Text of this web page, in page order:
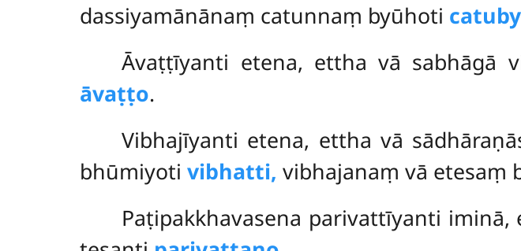
dassiyamānānaṃ catunnaṃ byūhoti
Āvaṭṭīyanti etena, ettha vā sabhāgā
āvaṭṭo.
Vibhajīyanti etena, ettha vā
bhūmiyoti vibhatti, vibhajanaṃ vā etesaṃ
Paṭipakkhavasena parivattīyanti